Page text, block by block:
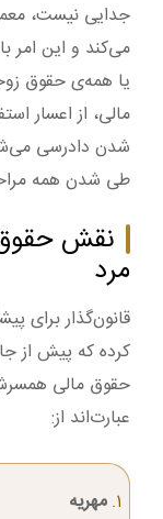
جدایی نیست،
می‌کند و این امر
یا همه‌ی حقوق
مالی، از اعسار
شدن دادرسی
طی شدن همه
نقش حقوق
مرد
قانون‌گذار برای
کرده که پیش از
حقوق مالی
عبارت‌اند از:
مهریه